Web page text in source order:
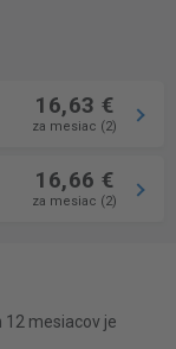
16,63 €
za mesiac (2)
16,66 €
za mesiac (2)
mesiacov je